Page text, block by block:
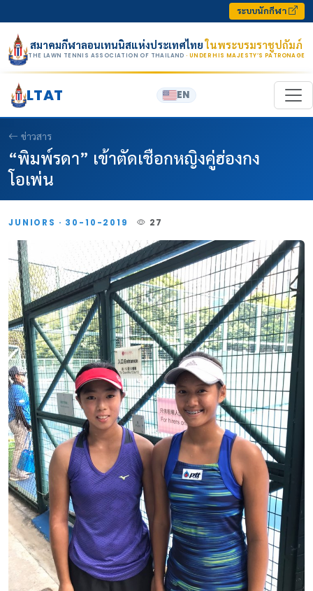
ระบบนักกีฬา
สมาคมกีฬาลอนเทนนิสแห่งประเทศไทยในพระบรมราชูปถัมภ์
THE LAWN TENNIS ASSOCIATION OF THAILAND · UNDER HIS MAJESTY’S PATRONAGE
LTAT EN
ข่าวสาร
“พิมพ์รดา” เข้าตัดเชือกหญิงคู่ฮ่องกง
โอเพ่น
JUNIORS · 30-10-2019 27